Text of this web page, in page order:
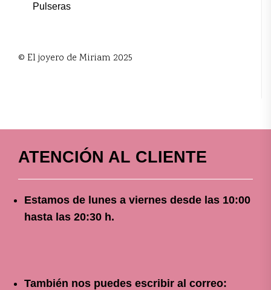
Pulseras
© El joyero de Miriam 2025
ATENCIÓN AL CLIENTE
Estamos de lunes a viernes desde las 10:00
hasta las 20:30 h.
También nos puedes escribir al correo: